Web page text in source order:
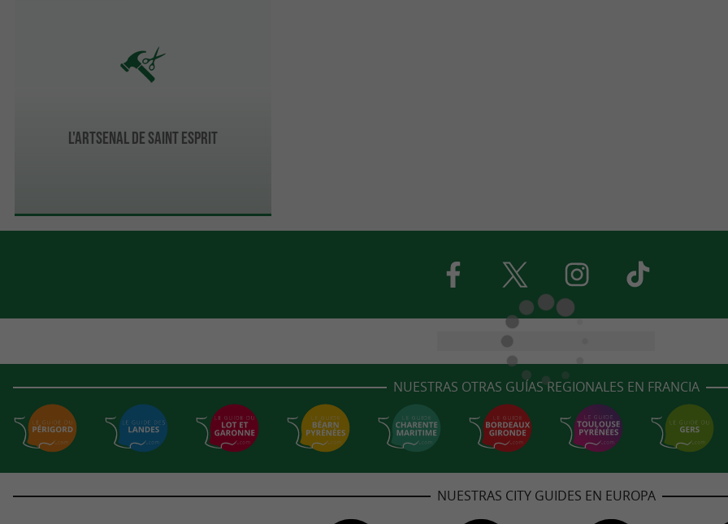
l'Artsenal de Saint Esprit
NUESTRAS OTRAS GUÍAS REGIONALES EN FRANCIA
NUESTRAS CITY GUIDES EN EUROPA